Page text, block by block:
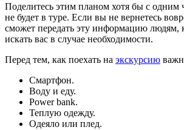
Поделитесь этим планом хотя бы с одним
не будет в туре. Если вы не вернетесь
сможет передать эту информацию людям,
искать вас в случае необходимости.
Перед тем, как поехать на экскурсию
Смартфон.
Воду и еду.
Power bank.
Теплую одежду.
Одеяло или плед.